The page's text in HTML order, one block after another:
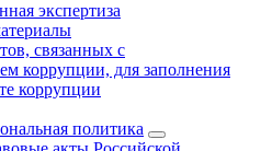
экспертиза
связанных с
коррупции, для заполнения
коррупции
политика